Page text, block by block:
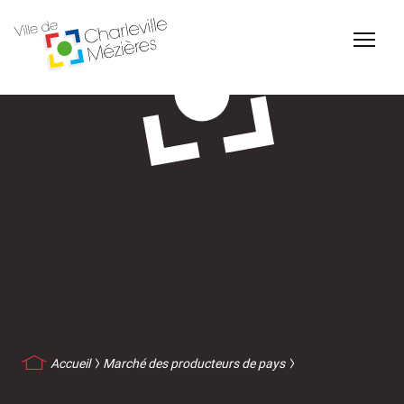
enfant
Accueil Marché des producteurs de pays